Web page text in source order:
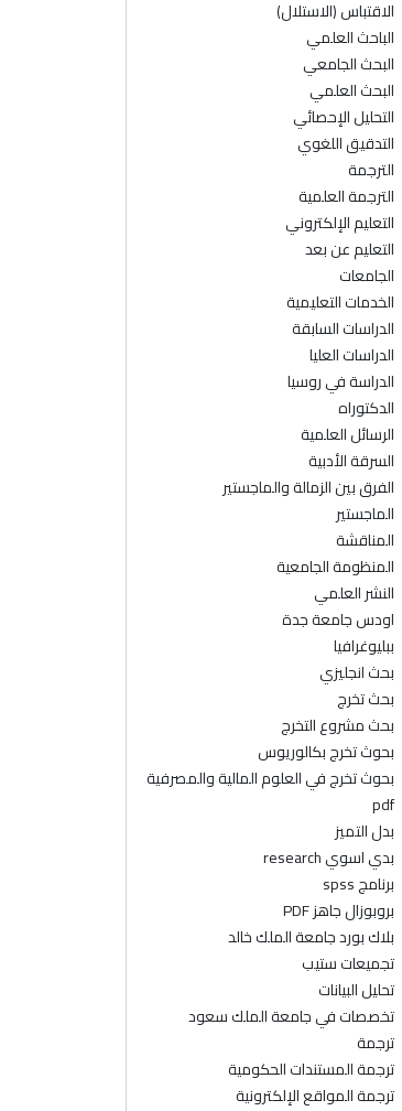
الاقتباس (الاستلال)
الباحث العلمي
البحث الجامعي
البحث العلمي
التحليل الإحصائي
التدقيق اللغوي
الترجمة
الترجمة العلمية
التعليم الإلكتروني
التعليم عن بعد
الجامعات
الخدمات التعليمية
الدراسات السابقة
الدراسات العليا
الدراسة في روسيا
الدكتوراه
الرسائل العلمية
السرقة الأدبية
الفرق بين الزمالة والماجستير
الماجستير
المناقشة
المنظومة الجامعية
النشر العلمي
اودس جامعة جدة
ببليوغرافيا
بحث انجليزي
بحث تخرج
بحث مشروع التخرج
بحوث تخرج بكالوريوس
بحوث تخرج في العلوم المالية والمصرفية
pdf
بدل التميز
بدي اسوي research
برنامج spss
بروبوزال جاهز PDF
بلاك بورد جامعة الملك خالد
تجميعات ستيب
تحليل البيانات
تخصصات في جامعة الملك سعود
ترجمة
ترجمة المستندات الحكومية
ترجمة المواقع الإلكترونية